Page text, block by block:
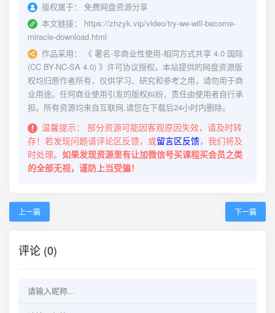
版权属于：
免费网盘资源分享
本文链接：
https://zhzyk.vip/video/try-we-will-become-
miracle-download.html
作品采用：
《 署名-非商业性使用-相同方式共享 4.0 国际
(CC BY-NC-SA 4.0) 》许可协议授权。本站提供的网盘资源版
权均归原作者所有，仅供学习、研究和参考之用，请勿用于商
业用途。任何商业使用引发的版权纠纷，责任由使用者自行承
担。所有资源均来自互联网,请您在下载后24小时内删除。
温馨提示：
部分资源可能因客观原因失效，请及时转
存！若发现问题请评论区反馈，或留言区反馈，我们将及
时处理。 如果发现资源里有让加微信号买课程买会员之类
的全部无视，谨防上当受骗！
上一篇 下一篇
评论 (0)